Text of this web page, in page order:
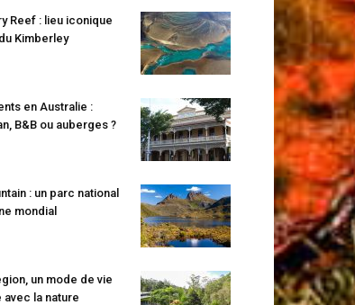
Reef : lieu iconique
Kimberley
en Australie :
B&B ou auberges ?
: un parc national
mondial
un mode de vie
avec la nature